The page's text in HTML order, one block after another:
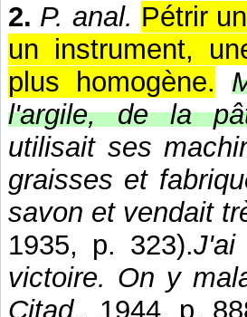
2. P. anal. Pétrir
un instrument,
plus homogène.
l'argile, de la
utilisait ses
graisses et
savon et vendait
1935, p. 323).J'ai
victoire. On y
Citad., 1944, p.